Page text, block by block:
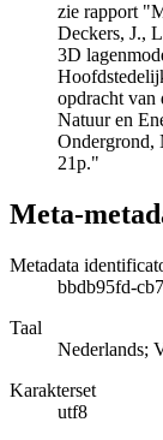
zie rapport
Deckers, J.,
3D
opdracht van
Natuur en
Ondergrond,
21p."
Meta-
Metadata
bbdb95fd-
Taal
Nederlands;
Karakterset
utf8